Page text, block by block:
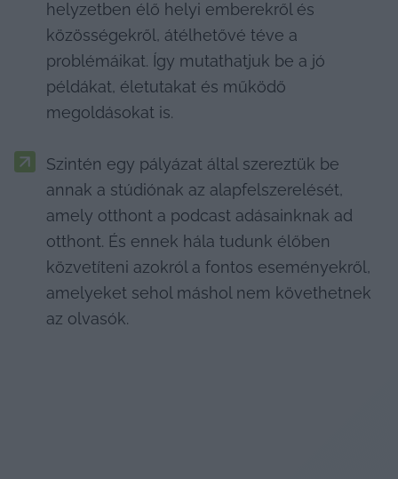
helyzetben élő helyi emberekről és
közösségekről, átélhetővé téve a
problémáikat. Így mutathatjuk be a jó
példákat, életutakat és működő
megoldásokat is.
Szintén egy pályázat által szereztük be
annak a stúdiónak az alapfelszerelését,
amely otthont a podcast adásainknak ad
otthont. És ennek hála tudunk élőben
közvetíteni azokról a fontos eseményekről,
amelyeket sehol máshol nem követhetnek
az olvasók.